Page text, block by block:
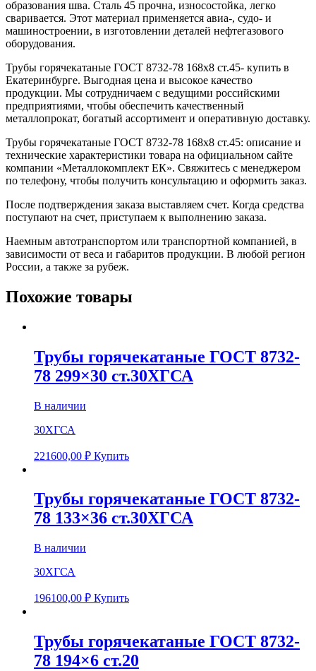
образования шва. Сталь 45 прочна, износостойка, легко
сваривается. Этот материал применяется авиа-, судо- и
машиностроении, в изготовлении деталей нефтегазового
оборудования.
Трубы горячекатаные ГОСТ 8732-78 168x8 ст.45- купить в
Екатеринбурге. Выгодная цена и высокое качество
продукции. Мы сотрудничаем с ведущими российскими
предприятиями, чтобы обеспечить качественный
металлопрокат, богатый ассортимент и оперативную доставку.
Трубы горячекатаные ГОСТ 8732-78 168x8 ст.45: описание и
технические характеристики товара на официальном сайте
компании «Металлокомплект ЕК». Свяжитесь с менеджером
по телефону, чтобы получить консультацию и оформить заказ.
После подтверждения заказа выставляем счет. Когда средства
поступают на счет, приступаем к выполнению заказа.
Наемным автотранспортом или транспортной компанией, в
зависимости от веса и габаритов продукции. В любой регион
России, а также за рубеж.
Похожие товары
Трубы горячекатаные ГОСТ 8732-
78 299×30 ст.30ХГСА
В наличии
30ХГСА
221600,00 ₽ Купить
Трубы горячекатаные ГОСТ 8732-
78 133×36 ст.30ХГСА
В наличии
30ХГСА
196100,00 ₽ Купить
Трубы горячекатаные ГОСТ 8732-
78 194×6 ст.20